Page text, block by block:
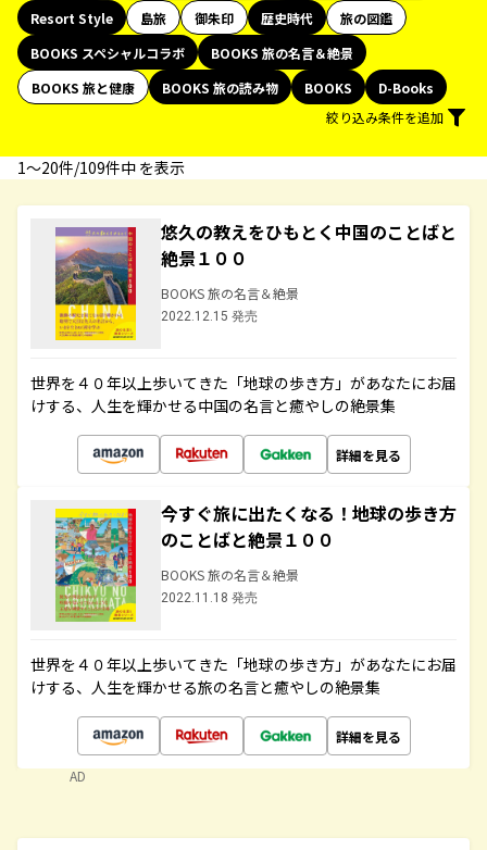
Resort Style
島旅 御朱印 歴史時代
旅の図鑑
BOOKS スペシャルコラボ
BOOKS 旅の名言＆絶景
BOOKS 旅と健康
BOOKS 旅の読み物 BOOKS
D-Books
絞り込み条件を追加
1〜20件/109件中 を表示
悠久の教えをひもとく中国のことばと
絶景１００
BOOKS 旅の名言＆絶景
2022.12.15 発売
世界を４０年以上歩いてきた「地球の歩き方」があなたにお届
けする、人生を輝かせる中国の名言と癒やしの絶景集
詳細を見る
今すぐ旅に出たくなる！地球の歩き方
のことばと絶景１００
BOOKS 旅の名言＆絶景
2022.11.18 発売
世界を４０年以上歩いてきた「地球の歩き方」があなたにお届
けする、人生を輝かせる旅の名言と癒やしの絶景集
詳細を見る
AD